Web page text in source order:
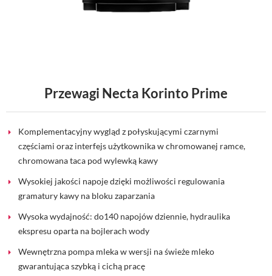
Przewagi Necta Korinto Prime
Komplementacyjny wygląd z połyskującymi czarnymi
częściami oraz interfejs użytkownika w chromowanej ramce,
chromowana taca pod wylewką kawy
Wysokiej jakości napoje dzięki możliwości regulowania
gramatury kawy na bloku zaparzania
Wysoka wydajność: do140 napojów dziennie, hydraulika
ekspresu oparta na bojlerach wody
Wewnętrzna pompa mleka w wersji na świeże mleko
gwarantująca szybką i cichą pracę